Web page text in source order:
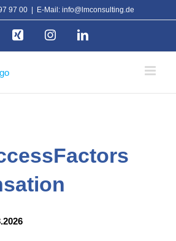
97 00 E-Mail: info@lmconsulting.de
InstagramLinkedIn